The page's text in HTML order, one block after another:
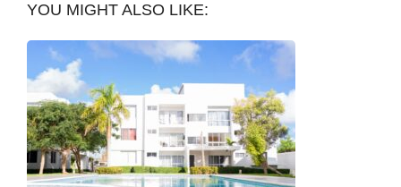
YOU MIGHT ALSO LIKE: